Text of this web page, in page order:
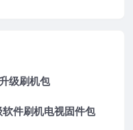
级刷机包
件刷机电视固件包